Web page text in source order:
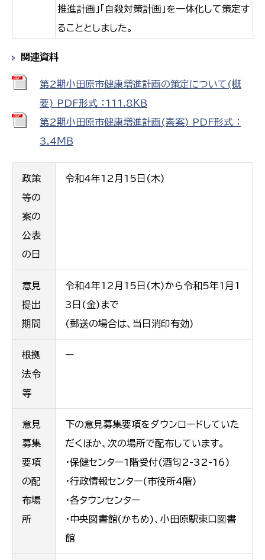
推進計画」「自殺対策計画」を一体化して策定す
ることとしました。
関連資料
第2期小田原市健康増進計画の策定について(概
要) PDF形式 ：111.8ＫＢ
第2期小田原市健康増進計画(素案) PDF形式 ：
3.4ＭＢ
政策
等の
案の
公表
の日
令和4年12月15日(木)
意見
提出
期間
令和4年12月15日(木)から令和5年1月1
3日(金)まで
(郵送の場合は、当日消印有効)
根拠
法令
等
ー
意見
募集
要項
の配
布場
所
下の意見募集要項をダウンロードしていた
だくほか、次の場所で配布しています。
・保健センター1階受付(酒匂2-32-16)
・行政情報センター(市役所4階)
・各タウンセンター
・中央図書館(かもめ)、小田原駅東口図書
館